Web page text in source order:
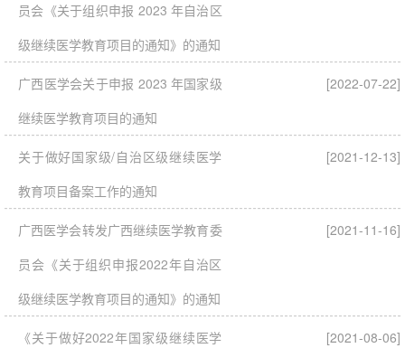
员会《关于组织申报 2023 年自治区
级继续医学教育项目的通知》的通知
广西医学会关于申报 2023 年国家级
继续医学教育项目的通知
[2022-07-22]
关于做好国家级/自治区级继续医学
教育项目备案工作的通知
[2021-12-13]
广西医学会转发广西继续医学教育委
员会《关于组织申报2022年自治区
级继续医学教育项目的通知》的通知
[2021-11-16]
《关于做好2022年国家级继续医学
[2021-08-06]